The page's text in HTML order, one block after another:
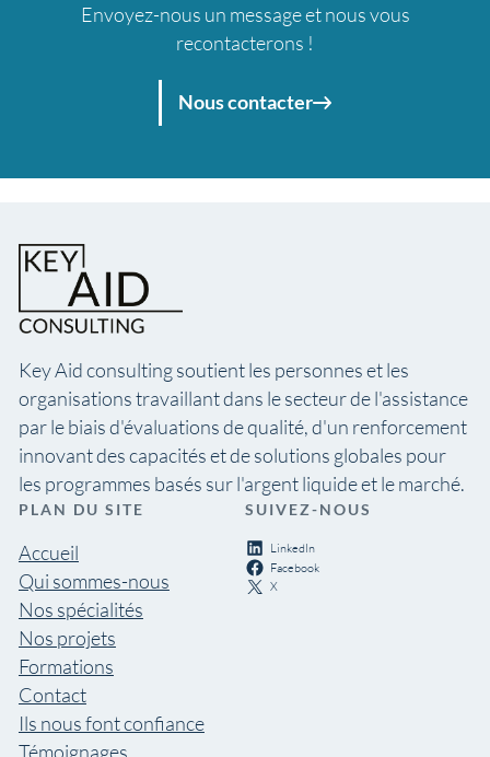
Envoyez-nous un message et nous vous
recontacterons !
Nous contacter
Key Aid consulting soutient les personnes et les
organisations travaillant dans le secteur de l'assistance
par le biais d'évaluations de qualité, d'un renforcement
innovant des capacités et de solutions globales pour
les programmes basés sur l'argent liquide et le marché.
PLAN DU SITE
Accueil
Qui sommes-nous
Nos spécialités
Nos projets
Formations
Contact
Ils nous font confiance
Témoignages
SUIVEZ-NOUS
LinkedIn
Facebook
X